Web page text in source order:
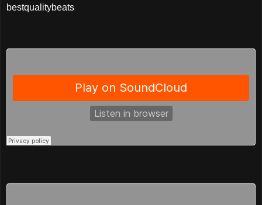
bestqualitybeats